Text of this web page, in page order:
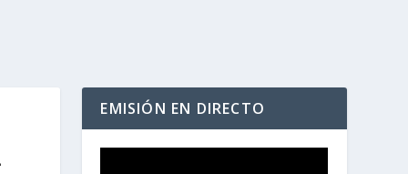
EMISIÓN EN DIRECTO